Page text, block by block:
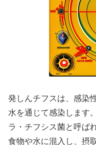
発しんチフスは、感染
水を通じて感染します
ラ・チフシス菌と呼ば
食物や水に混入し、摂